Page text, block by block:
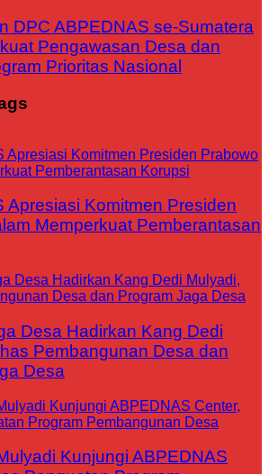
DPC ABPEDNAS se-Sumatera
Pengawasan Desa dan
Prioritas Nasional
Apresiasi Komitmen Presiden
Memperkuat Pemberantasan
Desa Hadirkan Kang Dedi
Pembangunan Desa dan
Desa
Kunjungi ABPEDNAS